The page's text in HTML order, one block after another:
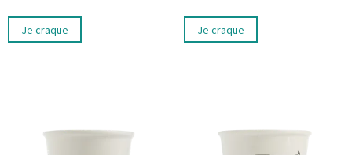
Je craque Je craque